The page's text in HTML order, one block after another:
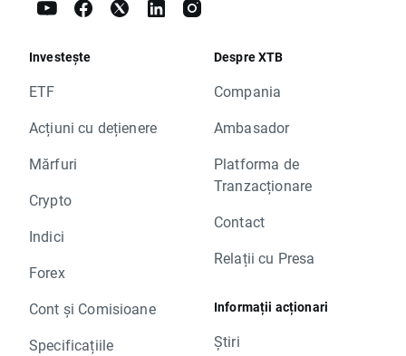
Investește
ETF
Acțiuni cu dețienere
Mărfuri
Crypto
Indici
Forex
Cont și Comisioane
Specificațiile
Despre XTB
Compania
Ambasador
Platforma de
Tranzacționare
Contact
Relații cu Presa
Informații acționari
Știri